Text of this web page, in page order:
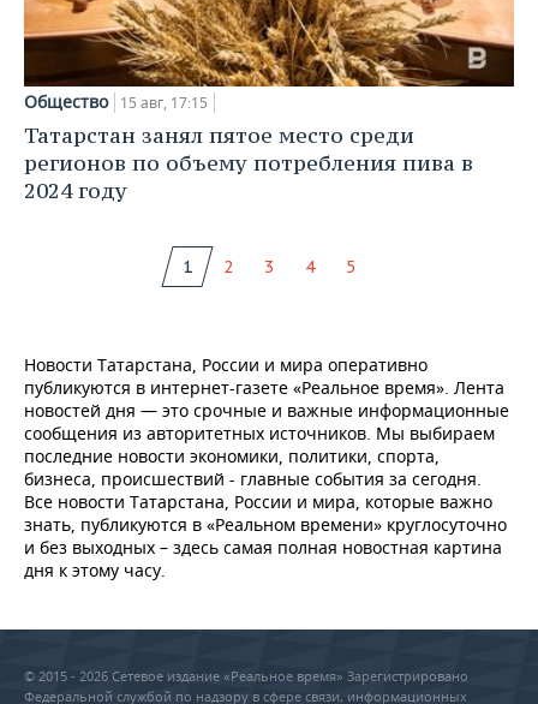
Общество 15 авг, 17:15
Татарстан занял пятое место среди
регионов по объему потребления пива в
2024 году
1 2 3 4 5
Новости Татарстана, России и мира оперативно
публикуются в интернет-газете «Реальное время». Лента
новостей дня — это срочные и важные информационные
сообщения из авторитетных источников. Мы выбираем
последние новости экономики, политики, спорта,
бизнеса, происшествий - главные события за сегодня.
Все новости Татарстана, России и мира, которые важно
знать, публикуются в «Реальном времени» круглосуточно
и без выходных – здесь самая полная новостная картина
дня к этому часу.
© 2015 - 2026 Сетевое издание «Реальное время» Зарегистрировано
Федеральной службой по надзору в сфере связи, информационных